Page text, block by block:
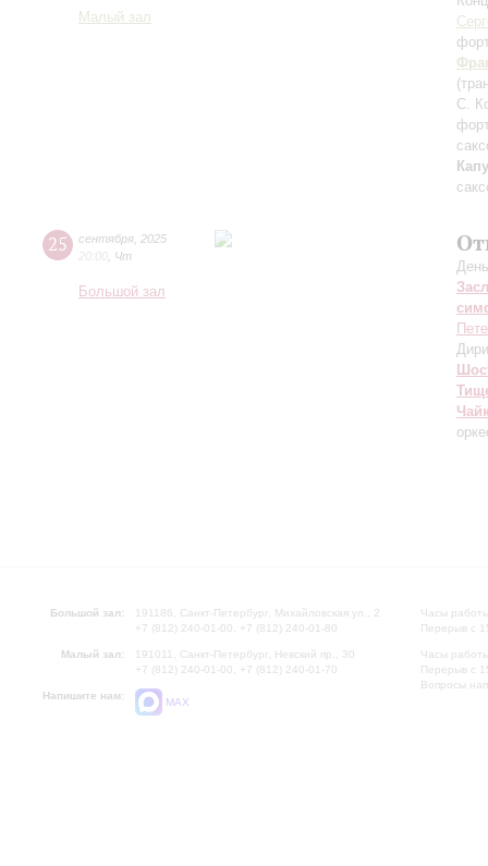
Малый зал
С.
25 сентября 2025
20:00 Чт
Большой зал
Большой зал:
191186, Санкт-Петербург, Михайловская ул., 2
+7 (812) 240-01-00, +7 (812) 240-01-80
Малый зал:
191011, Санкт-Петербург, Невский пр., 30
+7 (812) 240-01-00, +7 (812) 240-01-70
Напишите нам:
MAX
Часы
Перерыв с
Часы
Перерыв с
Вопросы